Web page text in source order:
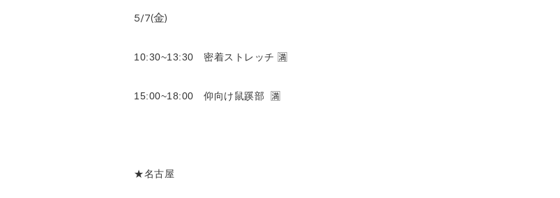
5/7(金)
10:30~13:30 密着ストレッチ 🈵
15:00~18:00 仰向け鼠蹊部 🈵
★名古屋